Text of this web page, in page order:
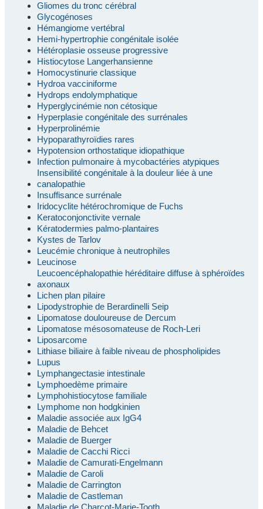
Gliomes du tronc cérébral
Glycogénoses
Hémangiome vertébral
Hemi-hypertrophie congénitale isolée
Hétéroplasie osseuse progressive
Histiocytose Langerhansienne
Homocystinurie classique
Hydroa vacciniforme
Hydrops endolymphatique
Hyperglycinémie non cétosique
Hyperplasie congénitale des surrénales
Hyperprolinémie
Hypoparathyroïdies rares
Hypotension orthostatique idiopathique
Infection pulmonaire à mycobactéries atypiques
Insensibilité congénitale à la douleur liée à une
canalopathie
Insuffisance surrénale
Iridocyclite hétérochromique de Fuchs
Keratoconjonctivite vernale
Kératodermies palmo-plantaires
Kystes de Tarlov
Leucémie chronique à neutrophiles
Leucinose
Leucoencéphalopathie héréditaire diffuse à sphéroïdes
axonaux
Lichen plan pilaire
Lipodystrophie de Berardinelli Seip
Lipomatose douloureuse de Dercum
Lipomatose mésosomateuse de Roch-Leri
Liposarcome
Lithiase biliaire à faible niveau de phospholipides
Lupus
Lymphangectasie intestinale
Lymphoedème primaire
Lymphohistiocytose familiale
Lymphome non hodgkinien
Maladie associée aux IgG4
Maladie de Behcet
Maladie de Buerger
Maladie de Cacchi Ricci
Maladie de Camurati-Engelmann
Maladie de Caroli
Maladie de Carrington
Maladie de Castleman
Maladie de Charcot-Marie-Tooth